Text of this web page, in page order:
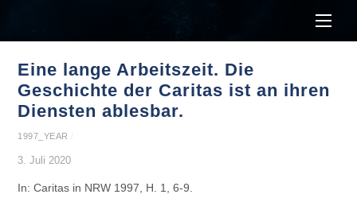
Eine lange Arbeitszeit. Die
Geschichte der Caritas ist an ihren
Diensten ablesbar.
1997_YEAR
3. Juli 2020
In: Caritas in NRW 1997, H. 1, 6-9.